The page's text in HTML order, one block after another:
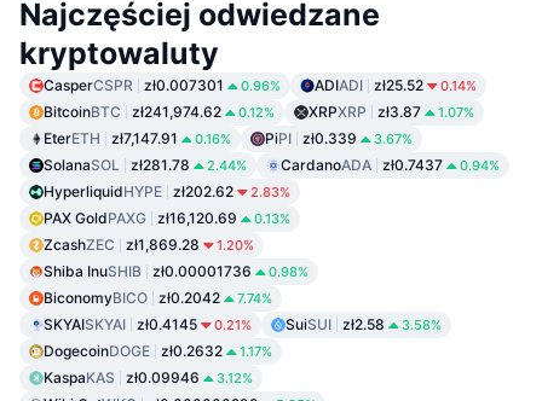
Najczęściej odwiedzane
kryptowaluty
CasperCSPR zł0.007301 0.96% ADIADI zł25.52 0.14%
BitcoinBTC zł241,974.62 0.12% XRPXRP zł3.87 1.07%
EterETH zł7,147.91 0.16% PiPI zł0.339 3.67%
SolanaSOL zł281.78 2.44% CardanoADA zł0.7437 0.94%
HyperliquidHYPE zł202.62 2.83%
PAX GoldPAXG zł16,120.69 0.13%
ZcashZEC zł1,869.28 1.20%
Shiba InuSHIB zł0.00001736 0.98%
BiconomyBICO zł0.2042 7.74%
SKYAISKYAI zł0.4145 0.21% SuiSUI zł2.58 3.58%
DogecoinDOGE zł0.2632 1.17%
KaspaKAS zł0.09946 3.12%